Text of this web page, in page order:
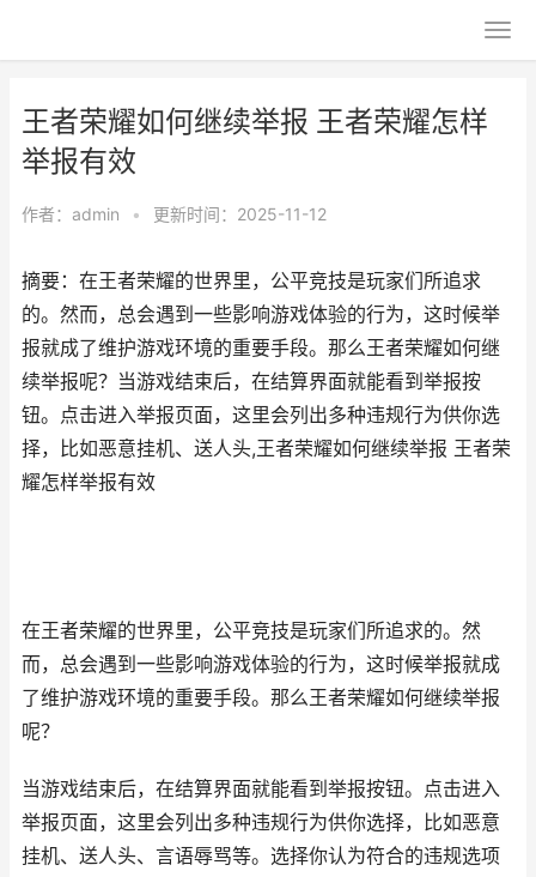
王者荣耀如何继续举报 王者荣耀怎样
举报有效
作者： admin • 更新时间：2025-11-12
摘要：在王者荣耀的世界里，公平竞技是玩家们所追求
的。然而，总会遇到一些影响游戏体验的行为，这时候举
报就成了维护游戏环境的重要手段。那么王者荣耀如何继
续举报呢？当游戏结束后，在结算界面就能看到举报按
钮。点击进入举报页面，这里会列出多种违规行为供你选
择，比如恶意挂机、送人头,王者荣耀如何继续举报 王者荣
耀怎样举报有效
在王者荣耀的世界里，公平竞技是玩家们所追求的。然
而，总会遇到一些影响游戏体验的行为，这时候举报就成
了维护游戏环境的重要手段。那么王者荣耀如何继续举报
呢？
当游戏结束后，在结算界面就能看到举报按钮。点击进入
举报页面，这里会列出多种违规行为供你选择，比如恶意
挂机、送人头、言语辱骂等。选择你认为符合的违规选项